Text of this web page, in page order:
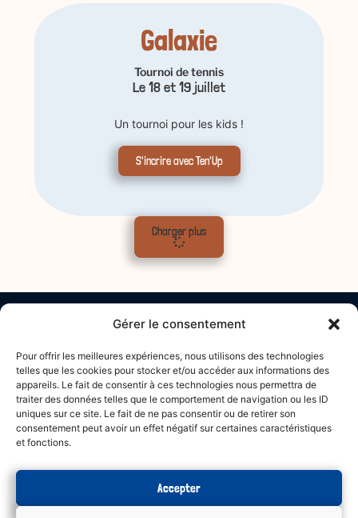
Gérer le consentement
Pour offrir les meilleures expériences, nous utilisons des technologies
telles que les cookies pour stocker et/ou accéder aux informations des
appareils. Le fait de consentir à ces technologies nous permettra de
traiter des données telles que le comportement de navigation ou les ID
uniques sur ce site. Le fait de ne pas consentir ou de retirer son
consentement peut avoir un effet négatif sur certaines caractéristiques
et fonctions.
Accepter
Galaxie
Tournoi de tennis
Le 18 et 19 juillet
Un tournoi pour les kids !
S'incrire avec Ten'Up
Charger plus
0251591830
Rue de la Parée Jésus,
85160 Saint-Jean-de-Monts